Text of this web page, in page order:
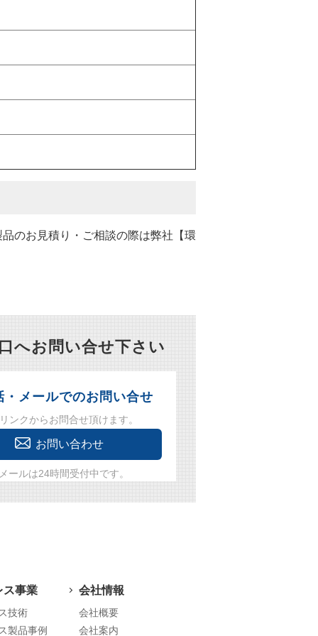
のお見積り・ご相談の際は弊社【環
へお問い合せ下さい
・メールでのお問い合せ
ンクからお問合せ頂けます。
お問い合わせ
ールは24時間受付中です。
ス事業
技術
製品事例
会社情報
会社概要
会社案内